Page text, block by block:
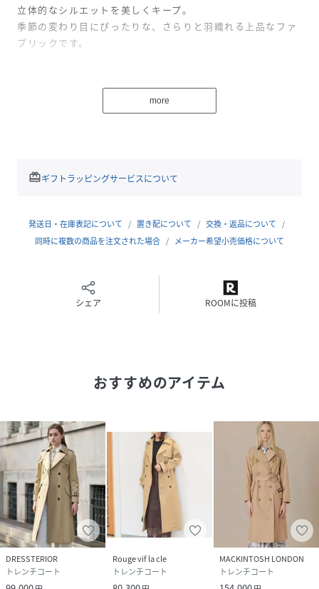
立体的なシルエットを美しくキープ。
季節の変わり目にぴったりな、さらりと羽織れる上品なファ
ブリックです。
エレガントなフレアシルエットが目を惹くロング丈のトレン
ウエストマークしてメリハリを効かせた着こなしや、
力の一着です。
ストールを無造作に垂らしてモードに、
巻いてクラシカルにと、気分で表情が変えられる万能コー
ブの軸になるアイテムです。
【注意事項】
※商品画像は、光の当たり具合やパソコンなどの閲覧環境に
より、
実際の色味と異なって見える場合がございます。あらかじめ
ご了承ください。
※画像の商品はサンプルです。
実際の商品と仕様、加工が若干異なる場合があります。
※サイズ表記はあくまで目安となります。
more
redeemギフトラッピングサービスについて
発送日・在庫表記について 置き配について
交換・返品について
同時に複数の商品を注文された場合
メーカー希望小売価格について
シェア ROOMに投稿
おすすめのアイテム
DRESSTERIOR
トレンチコート
Rouge vif la cle
トレンチコート
MACKINTOSH LONDON
トレンチコート